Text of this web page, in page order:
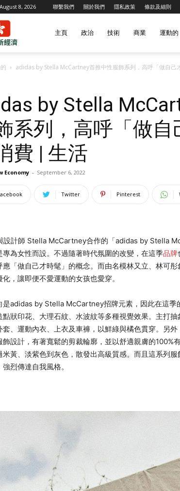
8, 2026 聯繫我們 關於我們 隱私政策 條款及細則
港
新
經
主頁 政治 技術 商業 運動的
adidas by Stella McCartney首推中性服飾系列，高呼「做自
by Stella
系列，高呼「做
費 | 生活
Economy - September 6, 2022
Twitter Pinterest
設計師 Stella McCartney合作的「adidas by Stella
專為女性而設。不過隨著時代氛圍的改變，在這季品牌
應「做自己才時髦」的概念。而由名模林又立、林可
，讓即便不愛運動的女孩也愛穿。
是adidas by Stella McCartney招牌元素，因此在這季
點狀印花、大理石紋、水波紋等多種視覺效果。主打
套、運動內衣、上衣及車褲，以鮮綠與橘色貫穿。另
飾設計，有著寬鬆的剪裁輪廓，並以舒適親膚的100%
米黃、淡紫色到灰色，散發出高級質感。而且這系列
烈傳達自我風格。